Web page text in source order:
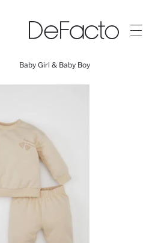
Baby Girl & Baby Boy